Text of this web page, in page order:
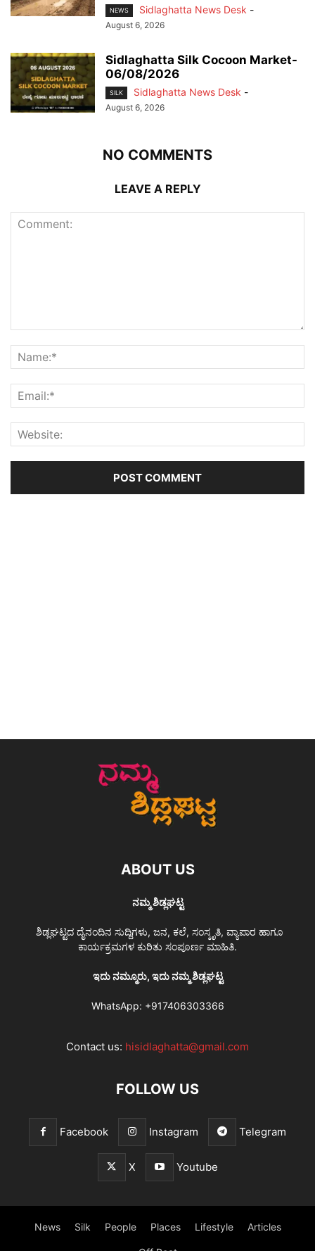
NEWS Sidlaghatta News Desk -
August 6, 2026
Sidlaghatta Silk Cocoon Market-
06/08/2026
SILK Sidlaghatta News Desk -
August 6, 2026
NO COMMENTS
LEAVE A REPLY
ABOUT US
ನಮ್ಮ ಶಿಡ್ಲಘಟ್ಟ
ಶಿಡ್ಲಘಟ್ಟದ ದೈನಂದಿನ ಸುದ್ದಿಗಳು, ಜನ, ಕಲೆ, ಸಂಸ್ಕೃತಿ, ವ್ಯಾಪಾರ ಹಾಗೂ
ಕಾರ್ಯಕ್ರಮಗಳ ಕುರಿತು ಸಂಪೂರ್ಣ ಮಾಹಿತಿ.
ಇದು ನಮ್ಮೂರು, ಇದು ನಮ್ಮ ಶಿಡ್ಲಘಟ್ಟ
WhatsApp: +917406303366
Contact us: hisidlaghatta@gmail.com
FOLLOW US
Facebook Instagram Telegram
X Youtube
News Silk People Places Lifestyle Articles